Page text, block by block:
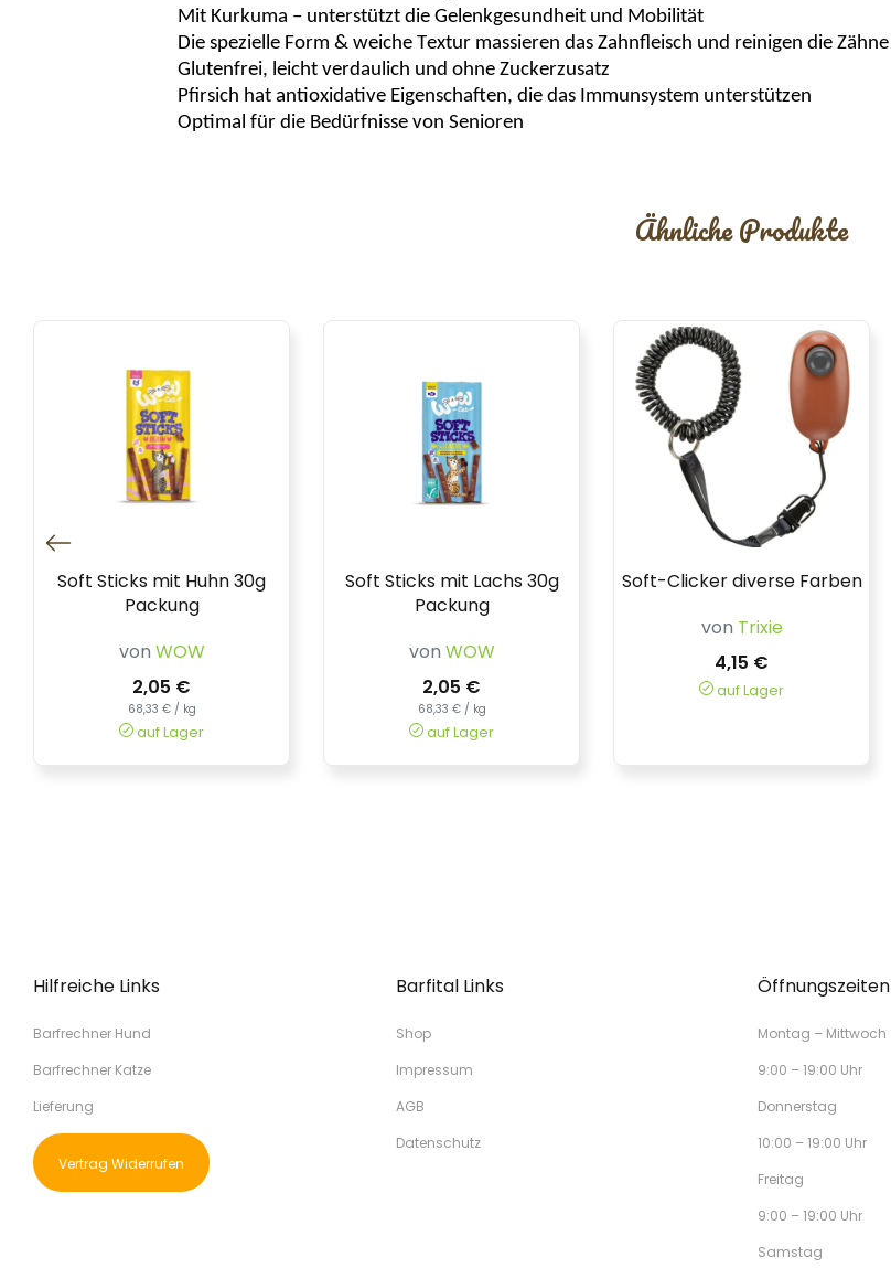
Mit Kurkuma – unterstützt die Gelenkgesundheit und Mobilität
Die spezielle Form & weiche Textur massieren das Zahnfleisch und reinigen die Zähne
Glutenfrei, leicht verdaulich und ohne Zuckerzusatz
Pfirsich hat antioxidative Eigenschaften, die das Immunsystem unterstützen
Optimal für die Bedürfnisse von Senioren
Ähnliche Produkte
Soft Sticks mit Huhn 30g
Packung
von WOW
2,05 €
68,33 € / kg
auf Lager
Soft Sticks mit Lachs 30g
Packung
von WOW
2,05 €
68,33 € / kg
auf Lager
Soft-Clicker diverse Farben
von Trixie
4,15 €
auf Lager
Hilfreiche Links
Barfrechner Hund
Barfrechner Katze
Lieferung
Vertrag Widerrufen
Barfital Links
Shop
Impressum
AGB
Datenschutz
Öffnungszeiten
Montag – Mittwoch
9:00 – 19:00 Uhr
Donnerstag
10:00 – 19:00 Uhr
Freitag
9:00 – 19:00 Uhr
Samstag